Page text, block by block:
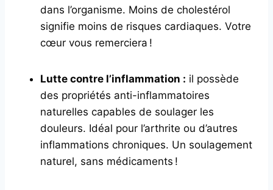
dans l’organisme. Moins de cholestérol
signifie moins de risques cardiaques. Votre
cœur vous remerciera !
Lutte contre l’inflammation : il possède
des propriétés anti-inflammatoires
naturelles capables de soulager les
douleurs. Idéal pour l’arthrite ou d’autres
inflammations chroniques. Un soulagement
naturel, sans médicaments !